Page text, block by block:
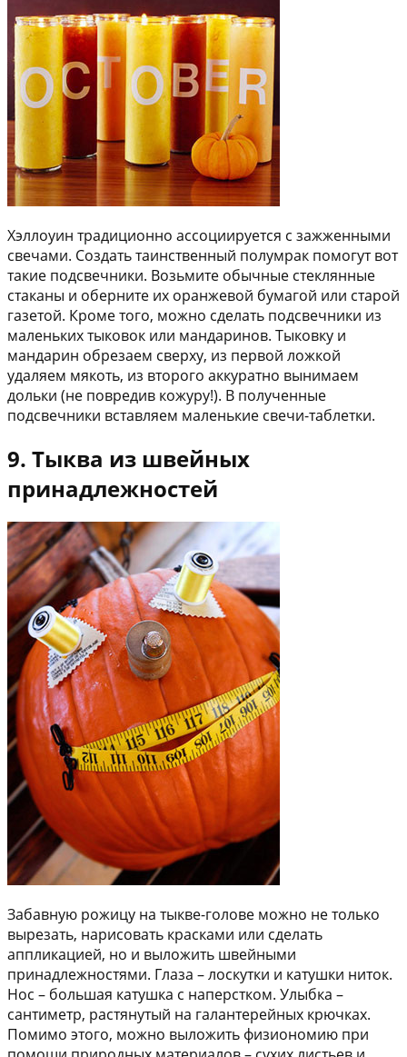
Хэллоуин традиционно ассоциируется с зажженными
свечами. Создать таинственный полумрак помогут вот
такие подсвечники. Возьмите обычные стеклянные
стаканы и оберните их оранжевой бумагой или старой
газетой. Кроме того, можно сделать подсвечники из
маленьких тыковок или мандаринов. Тыковку и
мандарин обрезаем сверху, из первой ложкой
удаляем мякоть, из второго аккуратно вынимаем
дольки (не повредив кожуру!). В полученные
подсвечники вставляем маленькие свечи-таблетки.
9. Тыква из швейных
принадлежностей
Забавную рожицу на тыкве-голове можно не только
вырезать, нарисовать красками или сделать
аппликацией, но и выложить швейными
принадлежностями. Глаза – лоскутки и катушки ниток.
Нос – большая катушка с наперстком. Улыбка –
сантиметр, растянутый на галантерейных крючках.
Помимо этого, можно выложить физиономию при